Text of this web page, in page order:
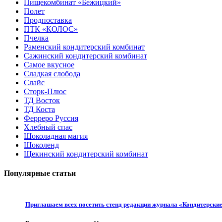
Пищекомбинат «Бежицкий»
Полет
Продпоставка
ПТК «КОЛОС»
Пчелка
Раменский кондитерский комбинат
Сажинский кондитерский комбинат
Самое вкусное
Сладкая слобода
Слайс
Сторк-Плюс
ТД Восток
ТД Коста
Ферреро Руссия
Хлебный спас
Шоколадная магия
Шоколенд
Щекинский кондитерский комбинат
Популярные статьи
Приглашаем всех посетить стенд редакции журнала